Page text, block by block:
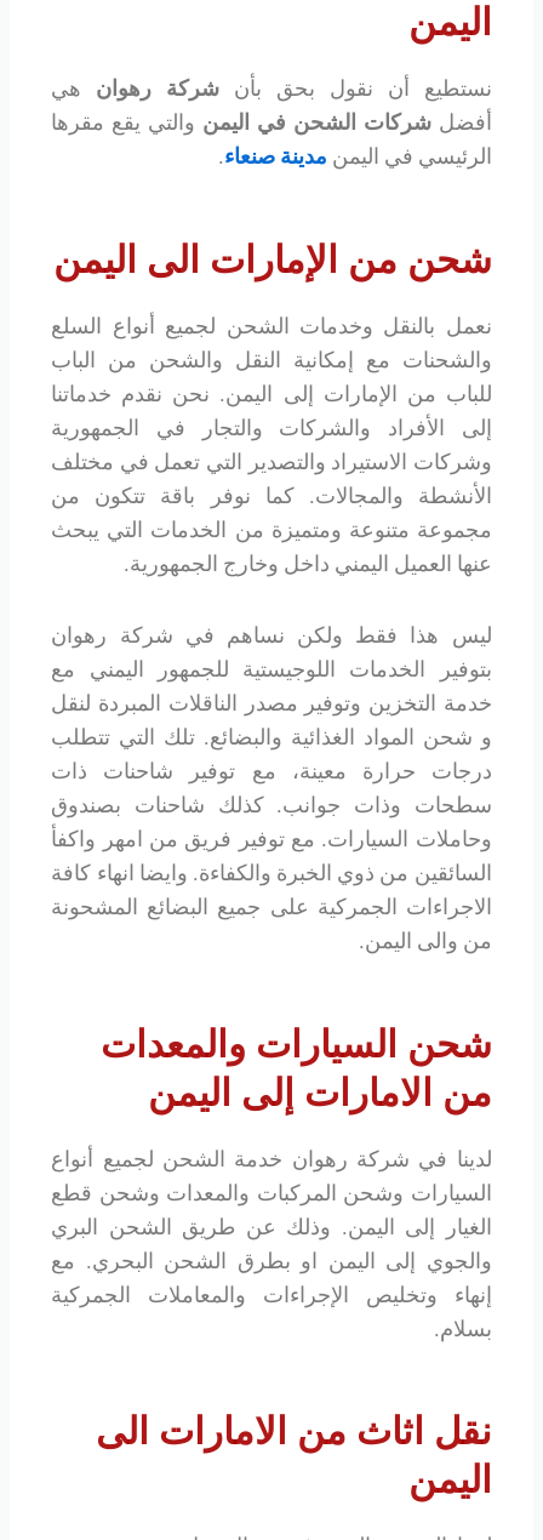
اليمن
نستطيع أن نقول بحق بأن شركة رهوان هي
أفضلشركات الشحن في اليمن والتي يقع مقرها
الرئيسي في اليمن مدينة صنعاء.
شحن من الإمارات الى اليمن
نعمل بالنقل وخدمات الشحن لجميع أنواع السلع
والشحنات مع إمكانية النقل والشحن من الباب
للباب من الإمارات إلى اليمن. نحن نقدم خدماتنا
إلى الأفراد والشركات والتجار في الجمهورية
وشركات الاستيراد والتصدير التي تعمل في مختلف
الأنشطة والمجالات. كما نوفر باقة تتكون من
مجموعة متنوعة ومتميزة من الخدمات التي يبحث
عنها العميل اليمني داخل وخارج الجمهورية.
ليس هذا فقط ولكن نساهم في شركة رهوان
بتوفير الخدمات اللوجيستية للجمهور اليمني مع
خدمة التخزين وتوفير مصدر الناقلات المبردة لنقل
و شحن المواد الغذائية والبضائع. تلك التي تتطلب
درجات حرارة معينة، مع توفير شاحنات ذات
سطحات وذات جوانب. كذلك شاحنات بصندوق
وحاملات السيارات. مع توفير فريق من امهر واكفأ
السائقين من ذوي الخبرة والكفاءة. وايضا انهاء كافة
الاجراءات الجمركية على جميع البضائع المشحونة
من والى اليمن.
شحن السيارات والمعدات
من الامارات إلى اليمن
لدينا في شركة رهوان خدمة الشحن لجميع أنواع
السيارات وشحن المركبات والمعدات وشحن قطع
الغيار إلى اليمن. وذلك عن طريق الشحن البري
والجوي إلى اليمن او بطرق الشحن البحري. مع
إنهاء وتخليص الإجراءات والمعاملات الجمركية
بسلام.
نقل اثاث من الامارات الى
اليمن